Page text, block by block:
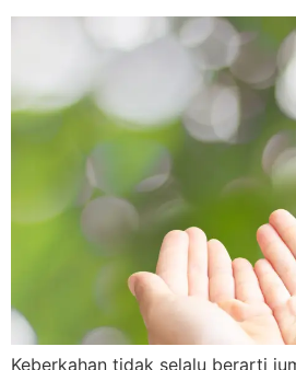
Keberkahan tidak selalu berarti